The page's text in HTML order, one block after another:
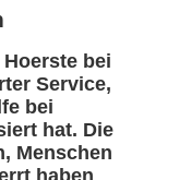
bei
Service,
bei
hat. Die
Menschen